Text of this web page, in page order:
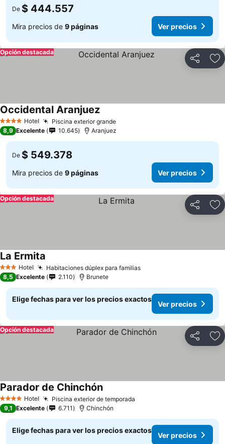
De $ 444.557
Mira precios de 9 páginas Ver precios
Compartir
Opción destacada
4 EstrellasHotel Piscina exterior grande
Occidental Aranjuez
8,9 Excelente 10.645 Aranjuez
De $ 549.378
Mira precios de 9 páginas Ver precios
Compartir
Opción destacada
3 Estrellas
Hotel Habitaciones dúplex para familias
La Ermita
8,5 Excelente 2.110 Brunete
Elige fechas para ver los precios exactos
Ver precios
Compartir
Opción destacada
4 EstrellasHotel Piscina exterior de temporada
Parador de Chinchón
9,1 Excelente 6.711 Chinchón
Elige fechas para ver los precios exactos
Ver precios